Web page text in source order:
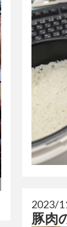
2023/
豚肉